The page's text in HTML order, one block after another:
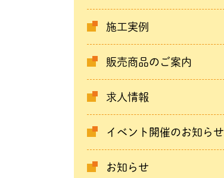
施工実例
販売商品のご案内
求人情報
イベント開催のお知らせ
お知らせ